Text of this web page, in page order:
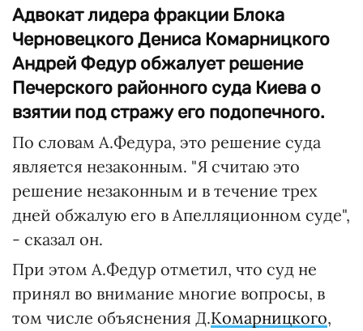
Адвокат лидера фракции Блока
Черновецкого Дениса Комарницкого
Андрей Федур обжалует решение
Печерского районного суда Киева о
взятии под стражу его подопечного.
По словам А.Федура, это решение суда
является незаконным. "Я считаю это
решение незаконным и в течение трех
дней обжалую его в Апелляционном суде",
- сказал он.
При этом А.Федур отметил, что суд не
принял во внимание многие вопросы, в
том числе объяснения Д.Комарницкого,